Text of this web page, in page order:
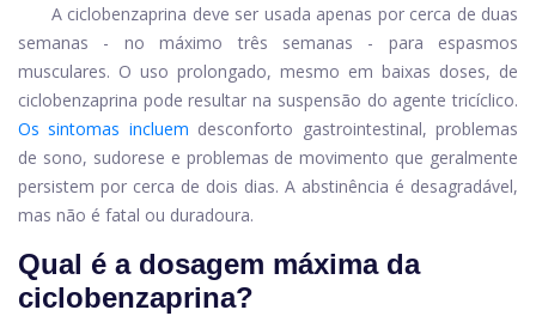
A ciclobenzaprina deve ser usada apenas por cerca de duas
semanas - no máximo três semanas - para espasmos
musculares. O uso prolongado, mesmo em baixas doses, de
ciclobenzaprina pode resultar na suspensão do agente tricíclico.
Os sintomas incluem desconforto gastrointestinal, problemas
de sono, sudorese e problemas de movimento que geralmente
persistem por cerca de dois dias. A abstinência é desagradável,
mas não é fatal ou duradoura.
Qual é a dosagem máxima da
ciclobenzaprina?